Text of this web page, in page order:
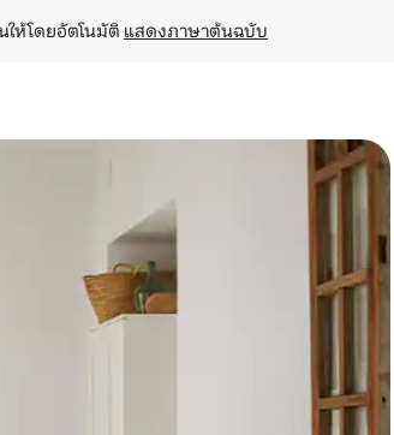
ห้โดยอัตโนมัติ แสดงภาษาต้นฉบับ